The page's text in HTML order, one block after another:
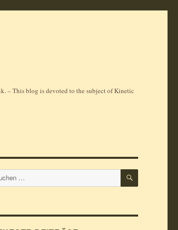
– This blog is devoted to the subject of Kinetic
SUCHEN